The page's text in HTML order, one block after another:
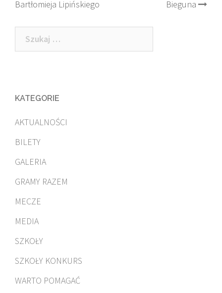
navigation
Bartłomieja Lipińskiego
Bieguna
Szukaj:
KATEGORIE
AKTUALNOŚCI
BILETY
GALERIA
GRAMY RAZEM
MECZE
MEDIA
SZKOŁY
SZKOŁY KONKURS
WARTO POMAGAĆ